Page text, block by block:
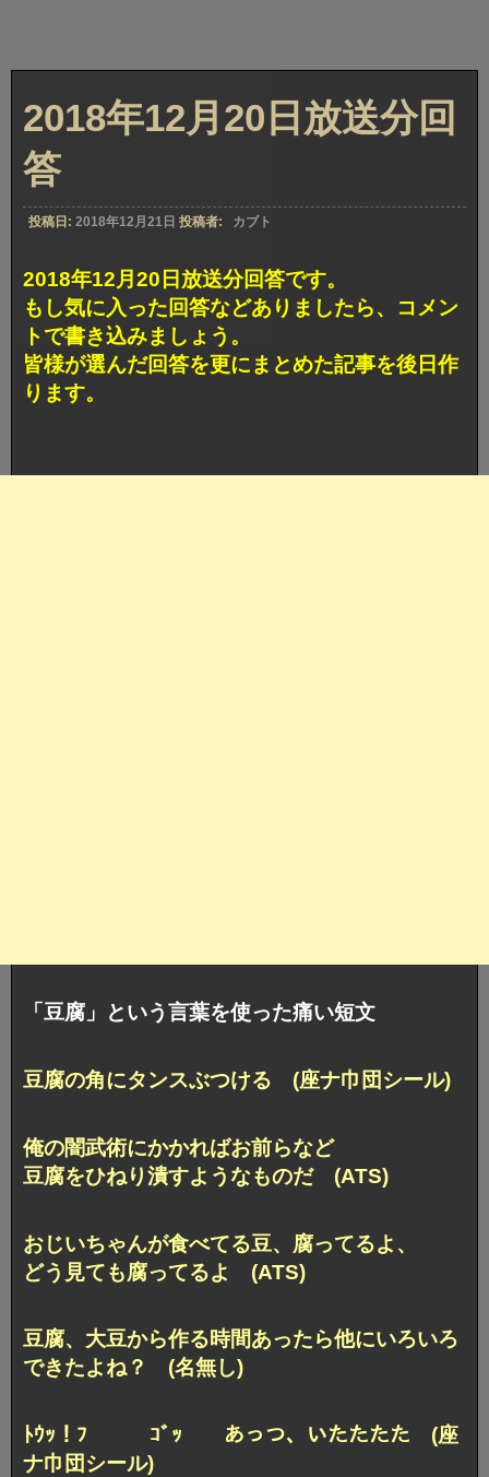
2018年12月20日放送分回
答
投稿日: 2018年12月21日 投稿者: カブト
2018年12月20日放送分回答です。
もし気に入った回答などありましたら、コメン
トで書き込みましょう。
皆様が選んだ回答を更にまとめた記事を後日作
ります。
「豆腐」という言葉を使った痛い短文
豆腐の角にタンスぶつける (座ナ巾団シール)
俺の闇武術にかかればお前らなど
豆腐をひねり潰すようなものだ (ATS)
おじいちゃんが食べてる豆、腐ってるよ、
どう見ても腐ってるよ (ATS)
豆腐、大豆から作る時間あったら他にいろいろ
できたよね？ (名無し)
ﾄｳｯ！ﾌ ｺﾞｯ あっつ、いたたたた (座
ナ巾団シール)